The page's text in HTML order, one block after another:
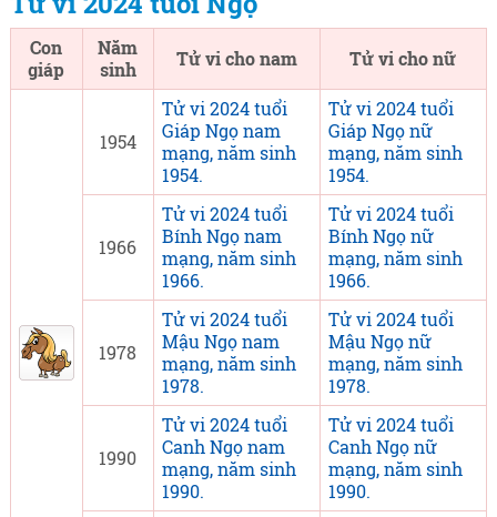
Con
giáp
Năm
sinh
Tử vi cho nam Tử vi cho nữ
1954
Tử vi 2024 tuổi
Giáp Ngọ nam
mạng, năm sinh
1954.
Tử vi 2024 tuổi
Giáp Ngọ nữ
mạng, năm sinh
1954.
1966
Tử vi 2024 tuổi
Bính Ngọ nam
mạng, năm sinh
1966.
Tử vi 2024 tuổi
Bính Ngọ nữ
mạng, năm sinh
1966.
1978
Tử vi 2024 tuổi
Mậu Ngọ nam
mạng, năm sinh
1978.
Tử vi 2024 tuổi
Mậu Ngọ nữ
mạng, năm sinh
1978.
1990
Tử vi 2024 tuổi
Canh Ngọ nam
mạng, năm sinh
1990.
Tử vi 2024 tuổi
Canh Ngọ nữ
mạng, năm sinh
1990.